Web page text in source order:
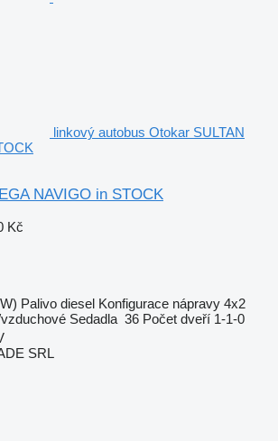
linkový autobus Otokar SULTAN
NAVIGO in STOCK
Kč
Palivo diesel Konfigurace nápravy 4x2
Sedadla 36 Počet dveří 1-1-0
SRL